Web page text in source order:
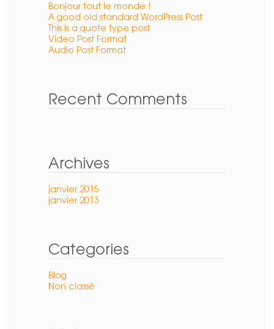
Bonjour tout le monde !
A good old standard WordPress Post
This is a quote type post
Video Post Format
Audio Post Format
Recent Comments
Archives
janvier 2015
janvier 2013
Categories
Blog
Non classé